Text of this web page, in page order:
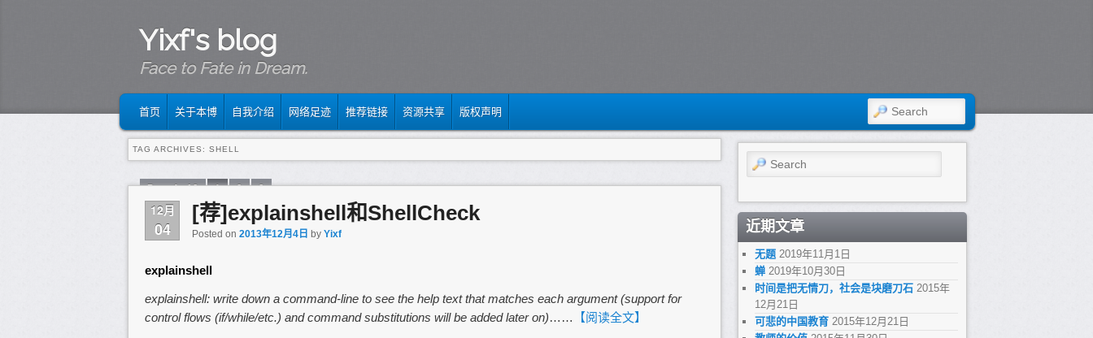
Yixf's blog
Face to Fate in Dream.
MAIN MENU
SKIP TO PRIMARY CONTENT
SKIP TO SECONDARY CONTENT
首页 关于本博 自我介绍 网络足迹 推荐链接 资源共享 版权声明 SEARCH
TAG ARCHIVES: SHELL
Page 1 of 3 1 2 3
12月
04
[荐]explainshell和ShellCheck
Posted on 2013年12月4日 by Yixf
explainshell
explainshell: write down a command-line to see the help text that matches each argument (support for
control flows (if/while/etc.) and command substitutions will be added later on)…… 【阅读全文】
Search
近期文章
无题 2019年11月1日
蝉 2019年10月30日
时间是把无情刀，社会是块磨刀石 2015年
12月21日
可悲的中国教育 2015年12月21日